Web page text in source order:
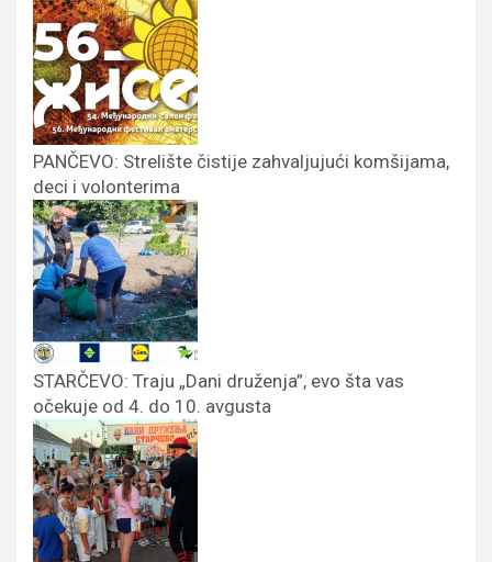
PANČEVO: Strelište čistije zahvaljujući komšijama,
deci i volonterima
STARČEVO: Traju „Dani druženja”, evo šta vas
očekuje od 4. do 10. avgusta